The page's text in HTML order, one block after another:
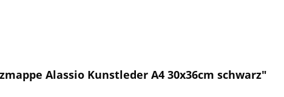
Alassio Kunstleder A4 30x36cm schwarz"